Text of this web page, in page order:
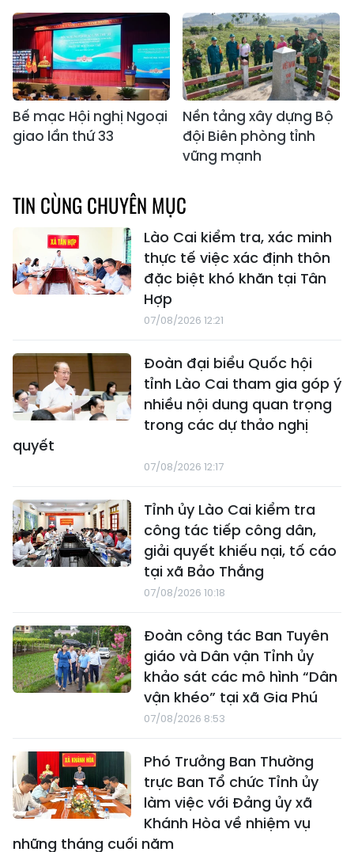
Bế mạc Hội nghị Ngoại
giao lần thứ 33
Nền tảng xây dựng Bộ
đội Biên phòng tỉnh
vững mạnh
TIN CÙNG CHUYÊN MỤC
Lào Cai kiểm tra, xác minh
thực tế việc xác định thôn
đặc biệt khó khăn tại Tân
Hợp
07/08/2026 12:21
Đoàn đại biểu Quốc hội
tỉnh Lào Cai tham gia góp ý
nhiều nội dung quan trọng
trong các dự thảo nghị
quyết
07/08/2026 12:17
Tỉnh ủy Lào Cai kiểm tra
công tác tiếp công dân,
giải quyết khiếu nại, tố cáo
tại xã Bảo Thắng
07/08/2026 10:18
Đoàn công tác Ban Tuyên
giáo và Dân vận Tỉnh ủy
khảo sát các mô hình “Dân
vận khéo” tại xã Gia Phú
07/08/2026 8:53
Phó Trưởng Ban Thường
trực Ban Tổ chức Tỉnh ủy
làm việc với Đảng ủy xã
Khánh Hòa về nhiệm vụ
những tháng cuối năm